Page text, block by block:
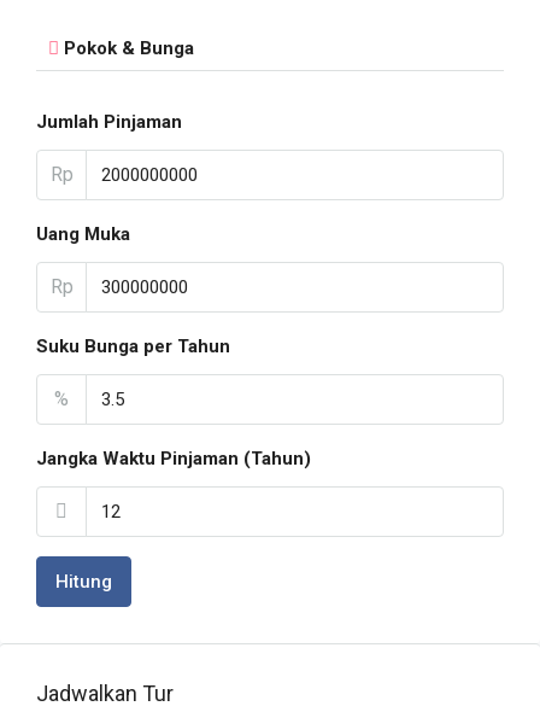
Pokok & Bunga
Jumlah Pinjaman
Rp
Uang Muka
Rp
Suku Bunga per Tahun
%
Jangka Waktu Pinjaman (Tahun)
Hitung
Jadwalkan Tur